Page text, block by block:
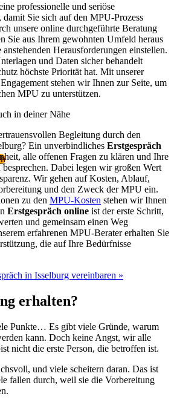
professionelle und seriöse
Sie sich auf den MPU-Prozess
unsere online durchgeführte Beratung
Sie aus Ihrem gewohnten Umfeld heraus
Herausforderungen einstellen.
und Daten sicher behandelt
höchste Priorität hat. Mit unserer
stehen wir Ihnen zur Seite, um
MPU zu unterstützen.
Begleitung durch den
Ein unverbindliches Erstgespräch
alle offenen Fragen zu klären und Ihre
Dabei legen wir großen Wert
Wir gehen auf Kosten, Ablauf,
und den Zweck der MPU ein.
zu den MPU-Kosten stehen wir Ihnen
Erstgespräch online ist der erste Schritt,
und gemeinsam einen Weg
erfahrenen MPU-Berater erhalten Sie
die auf Ihre Bedürfnisse
in Isselburg vereinbaren »
erhalten?
Punkte… Es gibt viele Gründe, warum
kann. Doch keine Angst, wir alle
nicht die erste Person, die betroffen ist.
und viele scheitern daran. Das ist
fallen durch, weil sie die Vorbereitung